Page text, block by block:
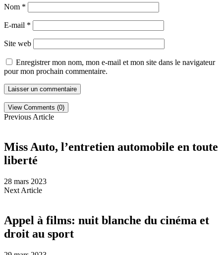
Nom *
E-mail *
Site web
Enregistrer mon nom, mon e-mail et mon site dans le navigateur
pour mon prochain commentaire.
View Comments (0)
Previous Article
Miss Auto, l’entretien automobile en toute
liberté
28 mars 2023
Next Article
Appel à films: nuit blanche du cinéma et
droit au sport